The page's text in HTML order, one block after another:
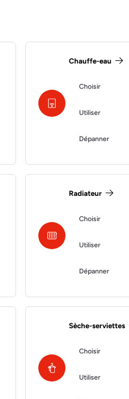
Chauffe-eau
Choisir
Utiliser
Dépanner
Radiateur
Choisir
Utiliser
Dépanner
Sèche-serviettes
Choisir
Utiliser